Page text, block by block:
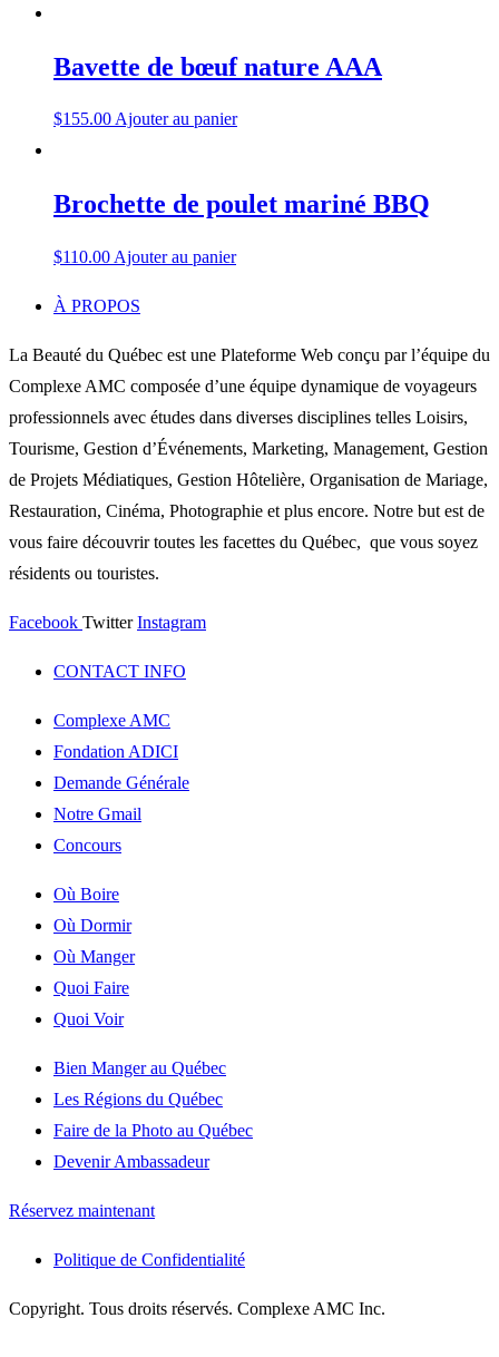
Bavette de bœuf nature AAA
$155.00Ajouter au panier
Brochette de poulet mariné BBQ
$110.00 Ajouter au panier
À PROPOS
La Beauté du Québec est une Plateforme Web conçu par l’équipe du
Complexe AMC composée d’une équipe dynamique de voyageurs
professionnels avec études dans diverses disciplines telles Loisirs,
Tourisme, Gestion d’Événements, Marketing, Management, Gestion
de Projets Médiatiques, Gestion Hôtelière, Organisation de Mariage,
Restauration, Cinéma, Photographie et plus encore. Notre but est de
vous faire découvrir toutes les facettes du Québec, que vous soyez
résidents ou touristes.
Facebook Twitter Instagram
CONTACT INFO
Complexe AMC
Fondation ADICI
Demande Générale
Notre Gmail
Concours
Où Boire
Où Dormir
Où Manger
Quoi Faire
Quoi Voir
Bien Manger au Québec
Les Régions du Québec
Faire de la Photo au Québec
Devenir Ambassadeur
Réservez maintenant
Politique de Confidentialité
Copyright. Tous droits réservés. Complexe AMC Inc.